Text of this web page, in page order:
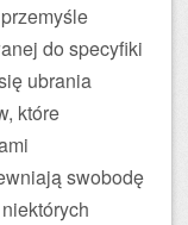
do specyfiki
ubrania
które
swobodę